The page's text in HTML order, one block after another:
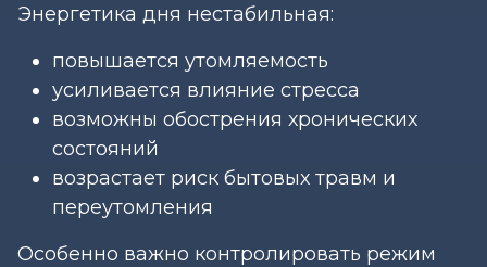
Энергетика дня нестабильная:
повышается утомляемость
усиливается влияние стресса
возможны обострения хронических
состояний
возрастает риск бытовых травм и
переутомления
Особенно важно контролировать режим